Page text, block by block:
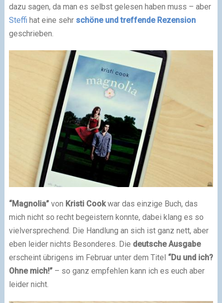
dazu sagen, da man es selbst gelesen haben muss – aber
Steffi hat eine sehr schöne und treffende Rezension
geschrieben.
“Magnolia”von Kristi Cookwar das einzige Buch, das
mich nicht so recht begeistern konnte, dabei klang es so
vielversprechend. Die Handlung an sich ist ganz nett, aber
eben leider nichts Besonderes. Die deutsche Ausgabe
erscheint übrigens im Februar unter dem Titel “Du und ich?
Ohne mich!”– so ganz empfehlen kann ich es euch aber
leider nicht.